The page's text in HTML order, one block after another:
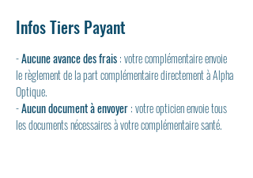
Infos Tiers Payant
- Aucune avance des frais : votre complémentaire envoie
le règlement de la part complémentaire directement à Alpha
Optique.
- Aucun document à envoyer : votre opticien envoie tous
les documents nécessaires à votre complémentaire santé.